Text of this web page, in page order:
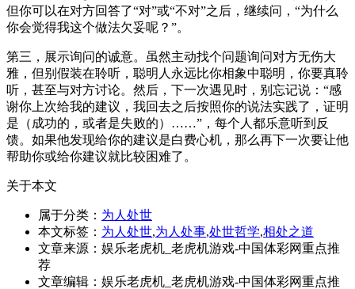
但你可以在对方回答了“对”或“不对”之后，继续问，“为什么
你会觉得我这个做法欠妥呢？”。
第三，展示询问的诚意。虽然主动找个问题询问对方无伤大
雅，但别假装在聆听，聪明人永远比你相象中聪明，你要真聆
听，甚至与对方讨论。然后，下一次遇见时，别忘记说：“感
谢你上次给我的建议，我回去之后按照你的说法实践了，证明
是（成功的，或者是失败的）……”，每个人都乐意听到反
馈。如果他发现给你的建议是白费心机，那么再下一次要让他
帮助你或给你建议就比较困难了。
关于本文
属于分类： 为人处世
本文标签： 为人处世,为人处事,处世哲学,相处之道
文章来源：娱乐老虎机_老虎机游戏-中国体彩网重点推
荐
文章编辑：娱乐老虎机_老虎机游戏-中国体彩网重点推